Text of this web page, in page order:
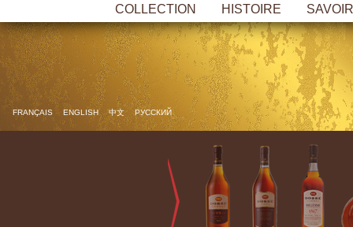
COLLECTION HISTOIRE
FRANÇAIS ENGLISH 中文 РУССКИЙ